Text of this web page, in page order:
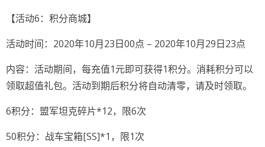
【活动6：积分商城】
活动时间：2020年10月23日00点 – 2020年10月29日23点
内容：活动期间，每充值1元即可获得1积分。消耗积分可以
领取超值礼包。活动到期后积分将自动清零，请及时领取。
6积分：盟军坦克碎片*12，限6次
50积分：战车宝箱[SS]*1，限1次